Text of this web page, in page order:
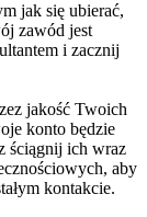
jak się ubierać,
zawód jest
i zacznij
jakość Twoich
konto będzie
ściągnij ich wraz
aby
kontakcie.